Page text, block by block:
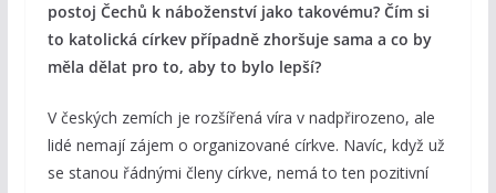
postoj Čechů k náboženství jako takovému? Čím si
to katolická církev případně zhoršuje sama a co by
měla dělat pro to, aby to bylo lepší?
V českých zemích je rozšířená víra v nadpřirozeno, ale
lidé nemají zájem o organizované církve. Navíc, když už
se stanou řádnými členy církve, nemá to ten pozitivní